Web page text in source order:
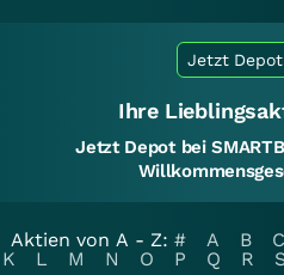
Jetzt
Ihre
Jetzt Depot bei
Aktien von A - Z: # A B C
K
L M N O P Q R